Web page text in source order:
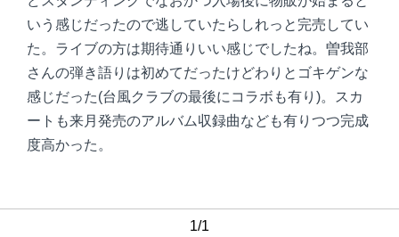
いう感じだったので逃していたらしれっと完売してい
た。ライブの方は期待通りいい感じでしたね。曽我部
さんの弾き語りは初めてだったけどわりとゴキゲンな
感じだった(台風クラブの最後にコラボも有り)。スカ
ートも来月発売のアルバム収録曲なども有りつつ完成
度高かった。
1/1